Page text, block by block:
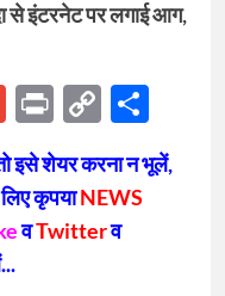
से इंटरनेट पर लगाई आग,
Gmail
Print
Copy
Link
इसे शेयर करना न भूलें,
कृपयाNEWS
वTwitterव